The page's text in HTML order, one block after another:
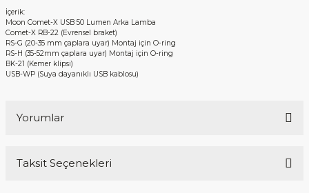
İçerik:
Moon Comet-X USB 50 Lumen Arka Lamba
Comet-X RB-22 (Evrensel braket)
RS-G (20-35 mm çaplara uyar) Montaj için O-ring
RS-H (35-52mm çaplara uyar) Montaj için O-ring
BK-21 (Kemer klipsi)
USB-WP (Suya dayanıklı USB kablosu)
Yorumlar
Taksit Seçenekleri